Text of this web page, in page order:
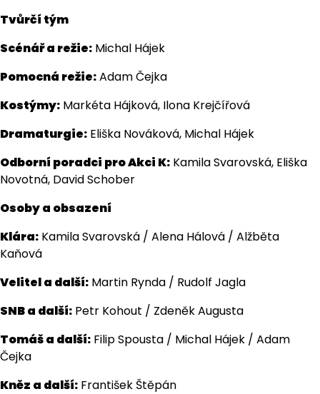
Tvůrčí tým
Scénář a režie: Michal Hájek
Pomocná režie:Adam Čejka
Kostýmy: Markéta Hájková, Ilona Krejčířová
Dramaturgie: Eliška Nováková, Michal Hájek
Odborní poradci pro Akci K: Kamila Svarovská, Eliška
Novotná, David Schober
Osoby a obsazení
Klára: Kamila Svarovská / Alena Hálová / Alžběta
Kaňová
Velitel a další: Martin Rynda / Rudolf Jagla
SNB a další: Petr Kohout / Zdeněk Augusta
Tomáš a další: Filip Spousta / Michal Hájek / Adam
Čejka
Kněz a další: František Štěpán